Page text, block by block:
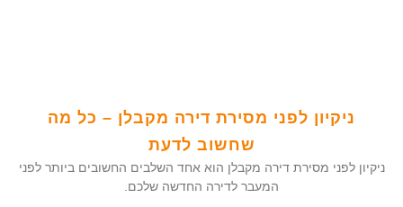
ניקיון לפני מסירת דירה מקבלן – כל מה
שחשוב לדעת
ניקיון לפני מסירת דירה מקבלן הוא אחד השלבים החשובים ביותר לפני
המעבר לדירה החדשה שלכם.